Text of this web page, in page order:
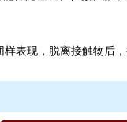
表现，脱离接触物后